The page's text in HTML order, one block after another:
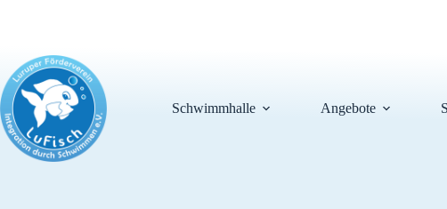
Schwimmhalle Angebote